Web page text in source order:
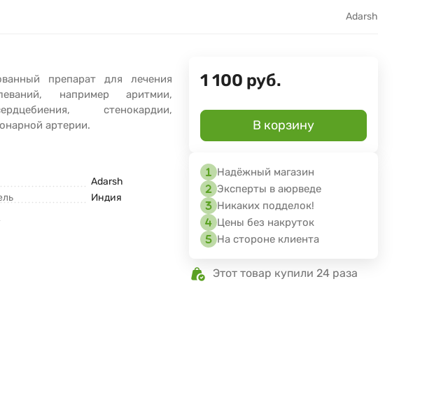
Adarsh
препарат для лечения
например аритмии,
стенокардии,
артерии.
Adarsh
Индия
1 100 руб.
В корзину
Надёжный магазин
Эксперты в аюрведе
Никаких подделок!
Цены без накруток
На стороне клиента
Этот товар купили 24 раза